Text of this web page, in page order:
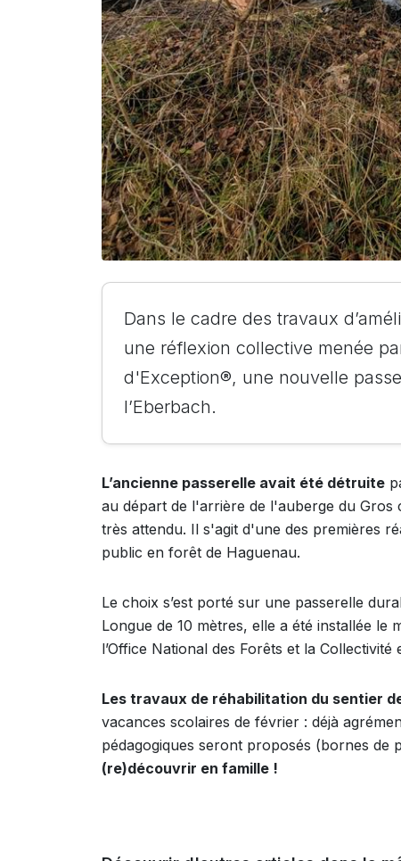
Dans le cadre des travaux
une réflexion collective menée
d'Exception®, une nouvelle
l’Eberbach.
L’ancienne passerelle avait été détruite
au départ de l'arrière de l'auberge du
très attendu. Il s'agit d'une des premières
public en forêt de Haguenau.
Le choix s’est porté sur une passerelle
Longue de 10 mètres, elle a été installée le
l’Office National des Forêts et la Collectivité
Les travaux de réhabilitation du sentier
vacances scolaires de février : déjà
pédagogiques seront proposés (bornes de
(re)découvrir en famille !